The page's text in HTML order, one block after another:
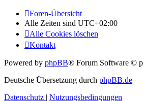
Foren-Übersicht
Alle Zeiten sind UTC+02:00
Alle Cookies löschen
Kontakt
Powered by phpBB® Forum Software ©
Deutsche Übersetzung durch phpBB.de
Datenschutz | Nutzungsbedingungen